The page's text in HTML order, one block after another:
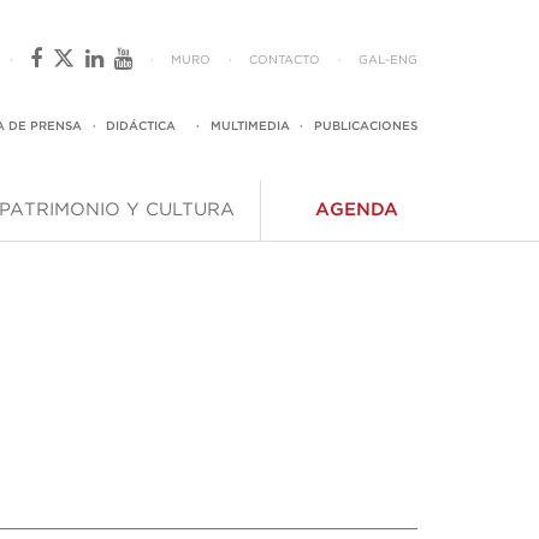
· · MURO · CONTACTO · GAL- ENG
DE PRENSA · DIDÁCTICA · MULTIMEDIA · PUBLICACIONES
PATRIMONIO Y CULTURA AGENDA